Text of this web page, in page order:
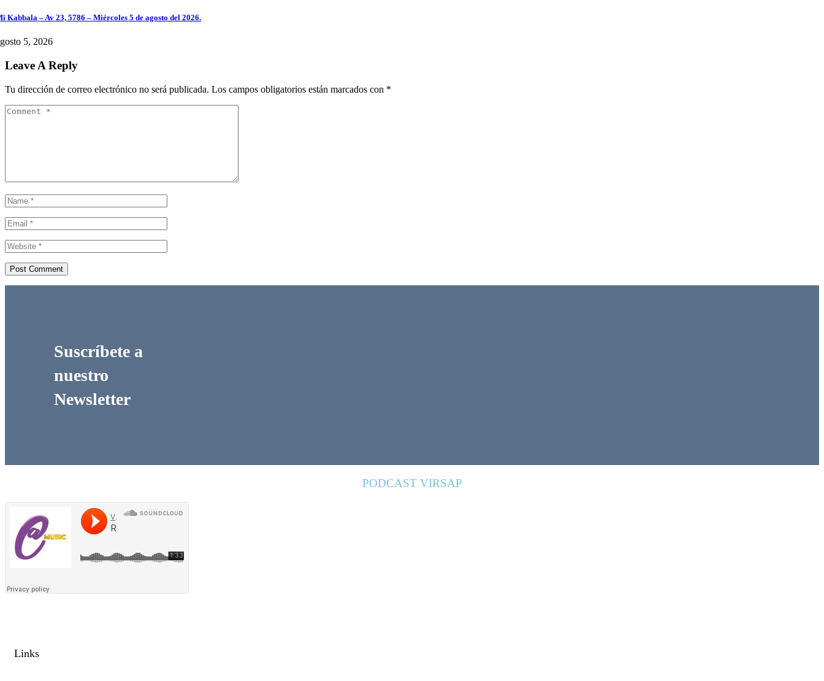
Kabbala – Av 23, 5786 – Miércoles 5 de agosto del 2026.
5, 2026
Leave A Reply
Tu dirección de correo electrónico no será publicada. Los campos obligatorios están marcados con *
Suscríbete a
nuestro
Newsletter
PODCAST VIRSAP
Links​